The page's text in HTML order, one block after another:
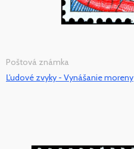
Poštová známka
Ľudové zvyky - Vynášanie moreny